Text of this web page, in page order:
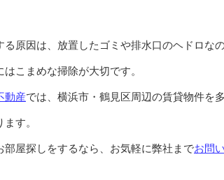
る原因は、放置したゴミや排水口のヘドロな
こまめな掃除が大切です。
動産では、横浜市・鶴見区周辺の賃貸物件を
す。
部屋探しをするなら、お気軽に弊社までお問